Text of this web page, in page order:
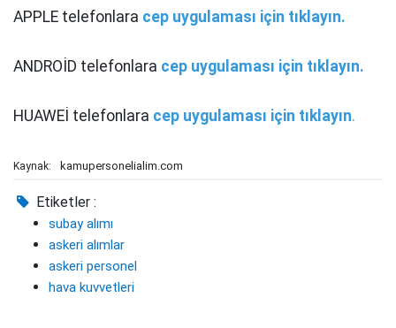
APPLE telefonlara cep uygulaması için tıklayın.
ANDROİD telefonlara cep uygulaması için tıklayın.
HUAWEİ telefonlara cep uygulaması için tıklayın.
Kaynak: kamupersonelialim.com
Etiketler :
subay alımı
askeri alımlar
askeri personel
hava kuvvetleri